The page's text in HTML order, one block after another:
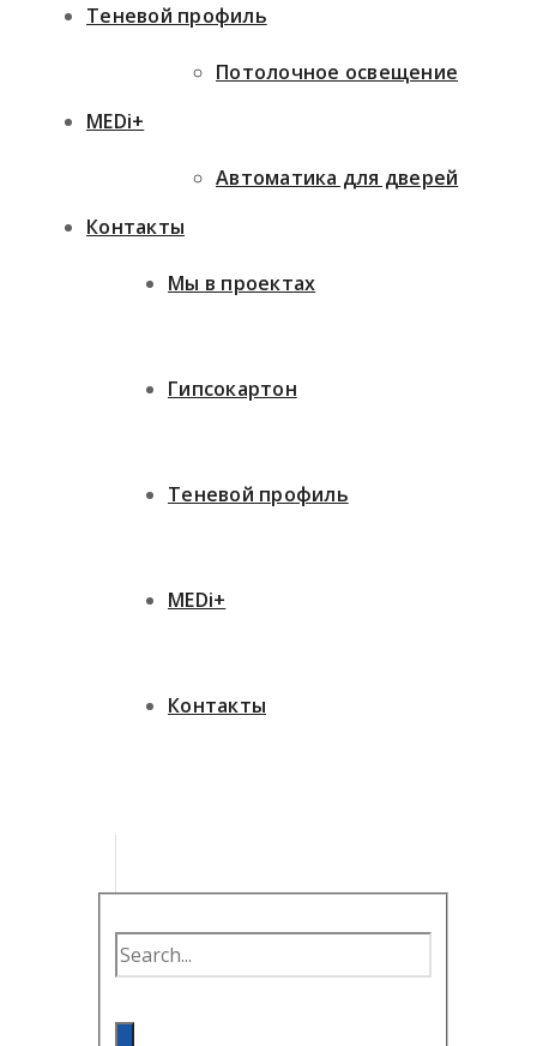
Теневой профиль
MEDi+
Контакты
Потолочное освещение
Автоматика для дверей
Мы в проектах
Гипсокартон
Теневой профиль
MEDi+
Контакты